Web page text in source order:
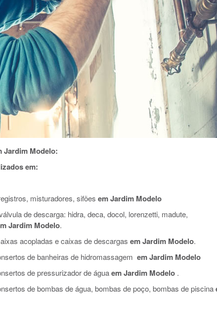
Jardim Modelo:
em:
misturadores, sifões em Jardim Modelo
de descarga: hidra, deca, docol, lorenzetti, madute,
Jardim Modelo.
acopladas e caixas de descargas em Jardim Modelo.
de banheiras de hidromassagem em Jardim Modelo
de pressurizador de águaem Jardim Modelo .
de bombas de água, bombas de poço, bombas de piscina